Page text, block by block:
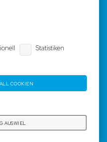
Statistiken
COOKIEN
AUSWIEL